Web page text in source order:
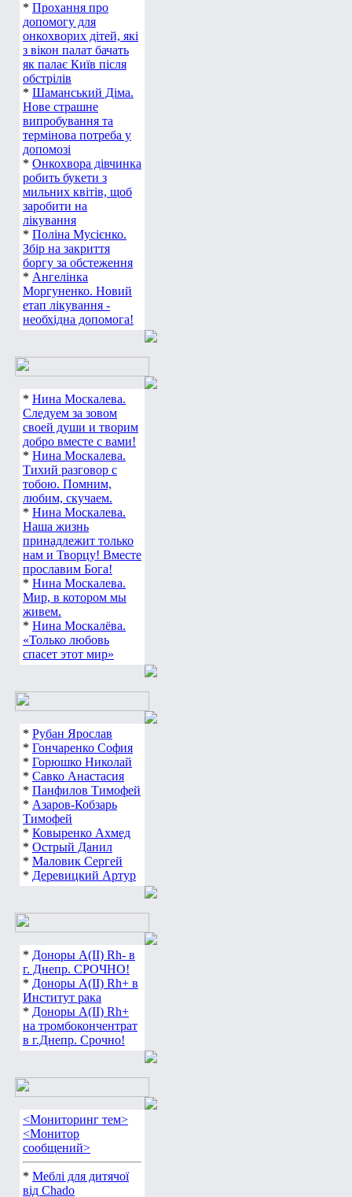
* Прохання про
допомогу для
онкохворих дітей, які
з вікон палат бачать
як палає Київ після
обстрілів
* Шаманський Діма.
Нове страшне
випробування та
термінова потреба у
допомозі
* Онкохвора дівчинка
робить букети з
мильних квітів, щоб
заробити на
лікування
* Поліна Мусієнко.
Збір на закриття
боргу за обстеження
* Ангелінка
Моргуненко. Новий
етап лікування -
необхідна допомога!
* Нина Москалева.
Следуем за зовом
своей души и творим
добро вместе с вами!
* Нина Москалева.
Тихий разговор с
тобою. Помним,
любим, скучаем.
* Нина Москалева.
Наша жизнь
принадлежит только
нам и Творцу! Вместе
прославим Бога!
* Нина Москалева.
Мир, в котором мы
живем.
* Нина Москалёва.
«Только любовь
спасет этот мир»
* Рубан Ярослав
* Гончаренко София
* Горюшко Николай
* Савко Анастасия
* Панфилов Тимофей
* Азаров-Кобзарь
Тимофей
* Ковыренко Ахмед
* Острый Данил
* Маловик Сергей
* Деревицкий Артур
* Доноры А(ІІ) Rh- в
г. Днепр. СРОЧНО!
* Доноры А(ІІ) Rh+ в
Институт рака
* Доноры А(ІІ) Rh+
на тромбокончентрат
в г.Днепр. Срочно!
<Мониторинг тем>
<Монитор
сообщений>
* Меблі для дитячої
від Chado